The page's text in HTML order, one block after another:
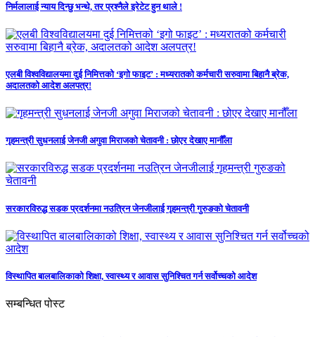
निर्मलालाई न्याय दिन्छु भन्थे, तर प्रश्नैले इरेटेट हुन थाले !
एलबी विश्वविद्यालयमा दुई निमित्तको ‘इगो फाइट’ : मध्यरातको कर्मचारी सरुवामा बिहानै ब्रेक,
अदालतको आदेश अलपत्र!
गृहमन्त्री सुधनलाई जेनजी अगुवा मिराजको चेतावनी : छोएर देखाए मानौँला
सरकारविरुद्ध सडक प्रदर्शनमा नउत्रिन जेनजीलाई गृहमन्त्री गुरुङको चेतावनी
विस्थापित बालबालिकाको शिक्षा, स्वास्थ्य र आवास सुनिश्चित गर्न सर्वोच्चको आदेश
सम्बन्धित पोस्ट